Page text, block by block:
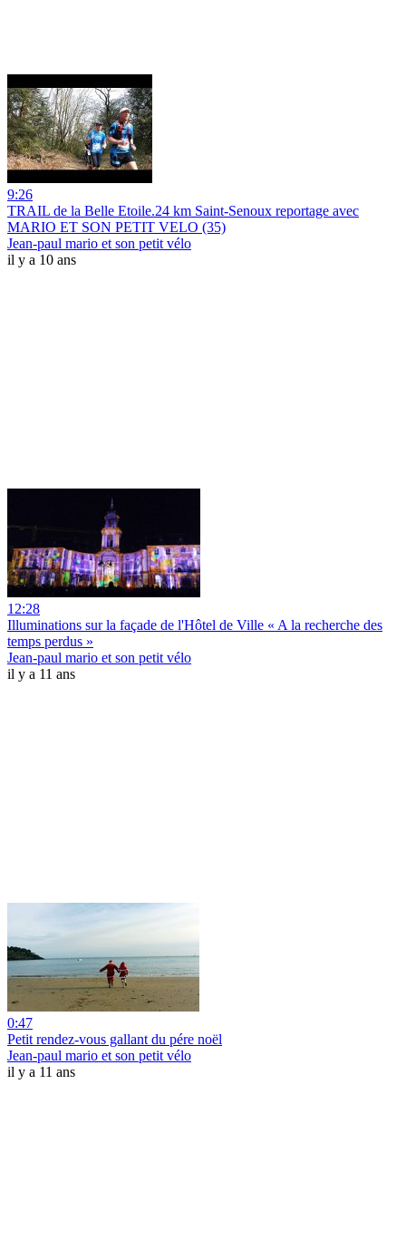
9:26
TRAIL de la Belle Etoile.24 km Saint-Senoux reportage avec
MARIO ET SON PETIT VELO (35)
Jean-paul mario et son petit vélo
il y a 10 ans
12:28
Illuminations sur la façade de l'Hôtel de Ville « A la recherche des
temps perdus »
Jean-paul mario et son petit vélo
il y a 11 ans
0:47
Petit rendez-vous gallant du pére noël
Jean-paul mario et son petit vélo
il y a 11 ans